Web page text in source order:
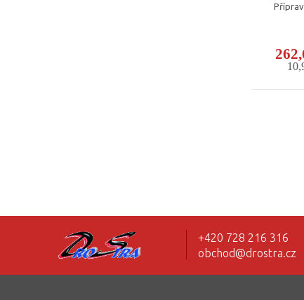
+420 728 216 316
obchod@drostra.cz